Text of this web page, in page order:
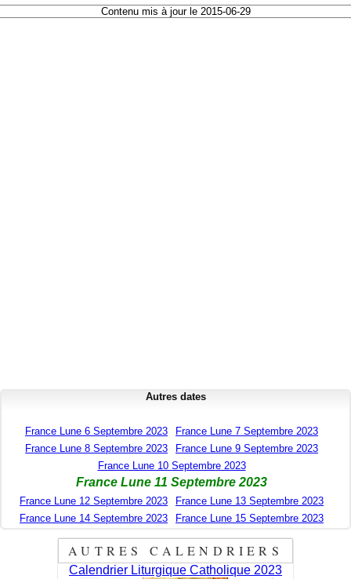
Contenu mis à jour le 2015-06-29
Autres dates
France Lune 6 Septembre 2023
France Lune 7 Septembre 2023
France Lune 8 Septembre 2023
France Lune 9 Septembre 2023
France Lune 10 Septembre 2023
France Lune 11 Septembre 2023
France Lune 12 Septembre 2023
France Lune 13 Septembre 2023
France Lune 14 Septembre 2023
France Lune 15 Septembre 2023
AUTRES CALENDRIERS
Calendrier Liturgique Catholique 2023